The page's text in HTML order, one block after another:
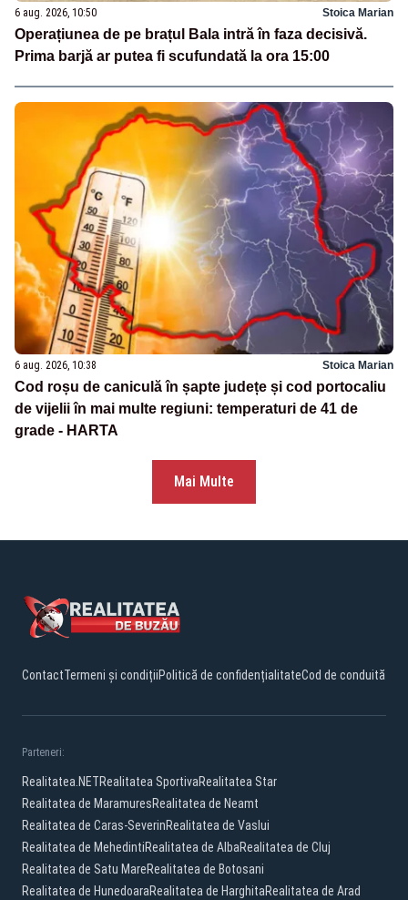
6 aug. 2026, 10:50 Stoica Marian
Operațiunea de pe brațul Bala intră în faza decisivă.
Prima barjă ar putea fi scufundată la ora 15:00
6 aug. 2026, 10:38 Stoica Marian
Cod roșu de caniculă în șapte județe și cod portocaliu
de vijelii în mai multe regiuni: temperaturi de 41 de
grade - HARTA
Mai Multe
ContactTermeni și condițiiPolitică de confidențialitateCod de conduită
Parteneri:
Realitatea.NETRealitatea SportivaRealitatea Star
Realitatea de MaramuresRealitatea de Neamt
Realitatea de Caras-SeverinRealitatea de Vaslui
Realitatea de MehedintiRealitatea de AlbaRealitatea de Cluj
Realitatea de Satu MareRealitatea de Botosani
Realitatea de HunedoaraRealitatea de HarghitaRealitatea de Arad